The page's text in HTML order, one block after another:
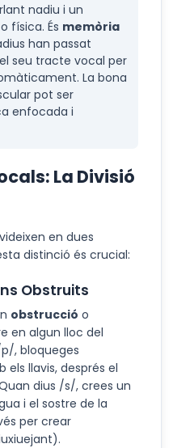
nadiu i un
física. És memòria
han passat
seu tracte vocal per
La bona
pot ser
enfocada i
La Divisió
en dues
distinció és crucial:
Obstruits
obstrucció o
en algun lloc del
, bloqueges
llavis, després el
dius /s/, crees un
i el sostre de la
per crear